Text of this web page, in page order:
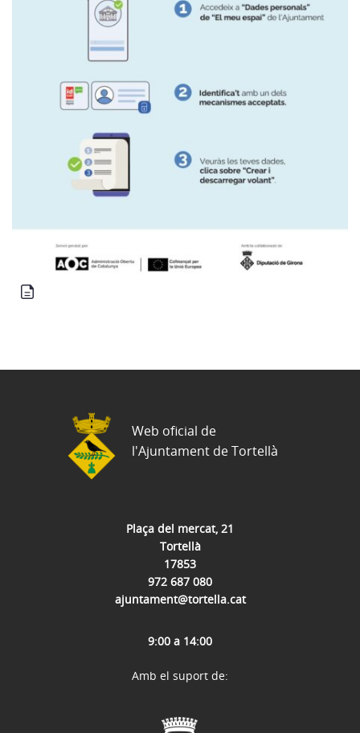
Plaça del mercat, 21
Tortellà
17853
972 687 080
ajuntament@tortella.cat
9:00 a 14:00
Web oficial de
l'Ajuntament de Tortellà
Amb el suport de: